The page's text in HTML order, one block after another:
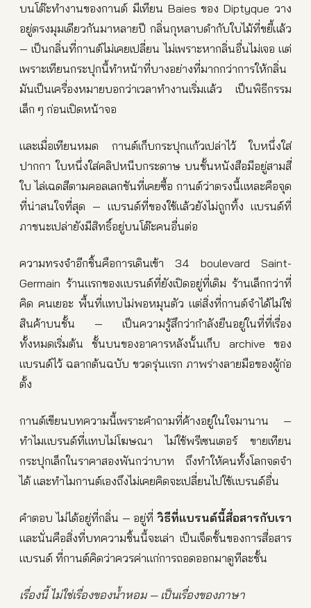
บนโต๊ะทำงานของกานต์ มีเทียน Baies ของ Diptyque วาง
อยู่ตรงมุมเดียวกันมาหลายปี กลิ่นกุหลาบดำกับใบไม้ที่ขยี้แล้ว
— เป็นกลิ่นที่กานต์ไม่เคยเปลี่ยน ไม่เพราะหากลิ่นอื่นไม่เจอ แต่
เพราะเทียนกระปุกนี้ทำหน้าที่บางอย่างที่มากกว่าการให้กลิ่น
มันเป็นเครื่องหมายบอกว่าเวลาทำงานเริ่มแล้ว เป็นพิธีกรรม
เล็ก ๆ ก่อนเปิดหน้าจอ
และเมื่อเทียนหมด กานต์เก็บกระปุกแก้วเปล่าไว้ ใบหนึ่งใส่
ปากกา ใบหนึ่งใส่คลิปหนีบกระดาษ บนชั้นหนังสือมีอยู่สามสี่
ใบ ไล่เฉดสีตามคอลเลกชันที่เคยซื้อ กานต์ว่าตรงนี้แหละคือจุด
ที่น่าสนใจที่สุด — แบรนด์ที่ของใช้แล้วยังไม่ถูกทิ้ง แบรนด์ที่
ภาชนะเปล่ายังมีสิทธิ์อยู่บนโต๊ะคนอื่นต่อ
ความทรงจำอีกชิ้นคือการเดินเข้า 34 boulevard Saint-
Germain ร้านแรกของแบรนด์ที่ยังเปิดอยู่ที่เดิม ร้านเล็กกว่าที่
คิด คนเยอะ พื้นที่แทบไม่พอหมุนตัว แต่สิ่งที่กานต์จำได้ไม่ใช่
สินค้าบนชั้น — เป็นความรู้สึกว่ากำลังยืนอยู่ในที่ที่เรื่อง
ทั้งหมดเริ่มต้น ชั้นบนของอาคารหลังนั้นเก็บ archive ของ
แบรนด์ไว้ ฉลากต้นฉบับ ขวดรุ่นแรก ภาพร่างลายมือของผู้ก่อ
ตั้ง
กานต์เขียนบทความนี้เพราะคำถามที่ค้างอยู่ในใจมานาน —
ทำไมแบรนด์ที่แทบไม่โฆษณา ไม่ใช้พรีเซนเตอร์ ขายเทียน
กระปุกเล็กในราคาสองพันกว่าบาท ถึงทำให้คนทั้งโลกจดจำ
ได้ และทำไมกานต์เองถึงไม่เคยคิดจะเปลี่ยนไปใช้แบรนด์อื่น
คำตอบ ไม่ได้อยู่ที่กลิ่น — อยู่ที่ วิธีที่แบรนด์นี้สื่อสารกับเรา
และนั่นคือสิ่งที่บทความชิ้นนี้จะเล่า เป็นเจ็ดชั้นของการสื่อสาร
แบรนด์ ที่กานต์คิดว่าควรค่าแก่การถอดออกมาดูทีละชั้น
เรื่องนี้ ไม่ใช่เรื่องของน้ำหอม — เป็นเรื่องของภาษา